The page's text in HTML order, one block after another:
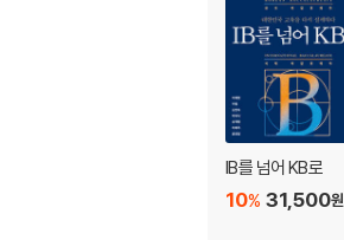
IB를 넘어 KB로
31,500원
10%